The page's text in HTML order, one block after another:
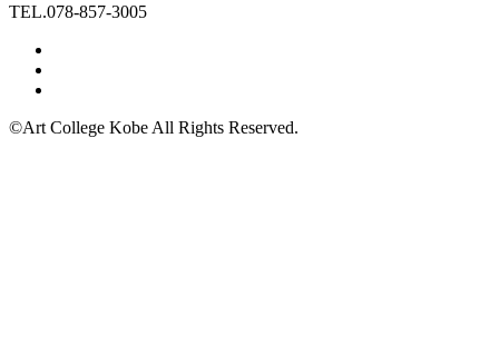
TEL.078-857-3005
©Art College Kobe All Rights Reserved.